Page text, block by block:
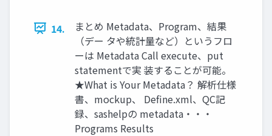
14.
まとめ Metadata、Program、結果
（デー タや統計量など）というフロ
ーは Metadata Call execute、put
statementで実 装することが可能。
★What is Your Metadata？ 解析仕様
書、mockup、 Define.xml、QC記
録、sashelpの metadata・・・
Programs Results